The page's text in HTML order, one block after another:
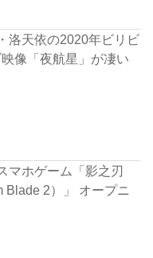
洛天依の2020年ビリビ
像「夜航星」が凄い
マホゲーム「影之刃
Blade 2）」 オープニ